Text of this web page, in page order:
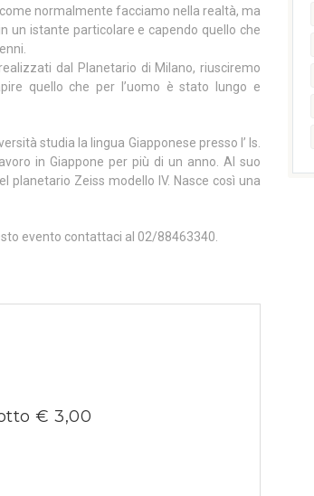
normalmente facciamo nella realtà, ma
un istante particolare e capendo quello che
dal Planetario di Milano, riusciremo
quello che per l’uomo è stato lungo e
studia la lingua Giapponese presso l’ Is.
in Giappone per più di un anno. Al suo
planetario Zeiss modello IV. Nasce così una
evento contattaci al 02/88463340.
€ 3,00